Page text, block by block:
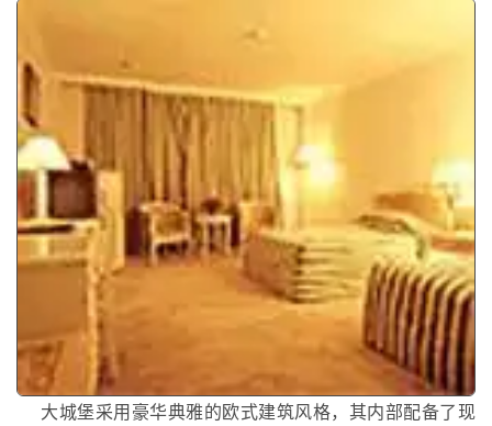
大城堡采用豪华典雅的欧式建筑风格，其内部配备了现